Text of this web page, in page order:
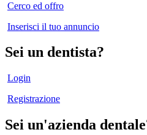
Cerco ed offro
Inserisci il tuo annuncio
Sei un dentista?
Login
Registrazione
Sei un'azienda